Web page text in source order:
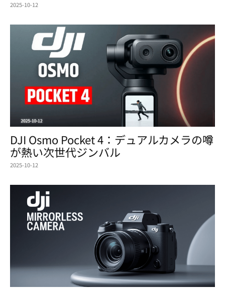
2025-10-12
DJI Osmo Pocket 4：デュアルカメラの噂
が熱い次世代ジンバル
2025-10-12